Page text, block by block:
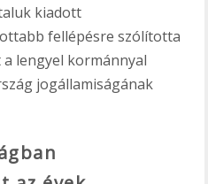
kiadott
fellépésre szólította
lengyel kormánnyal
jogállamiságának